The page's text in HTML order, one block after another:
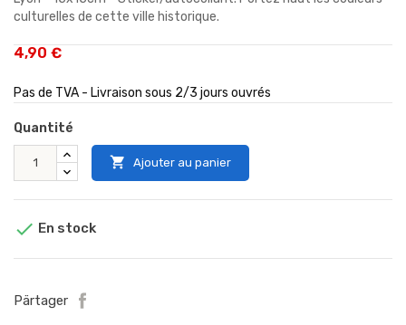
culturelles de cette ville historique.
4,90 €
Pas de TVA - Livraison sous 2/3 jours ouvrés
Quantité
 Ajouter au panier
 En stock
Pärtager